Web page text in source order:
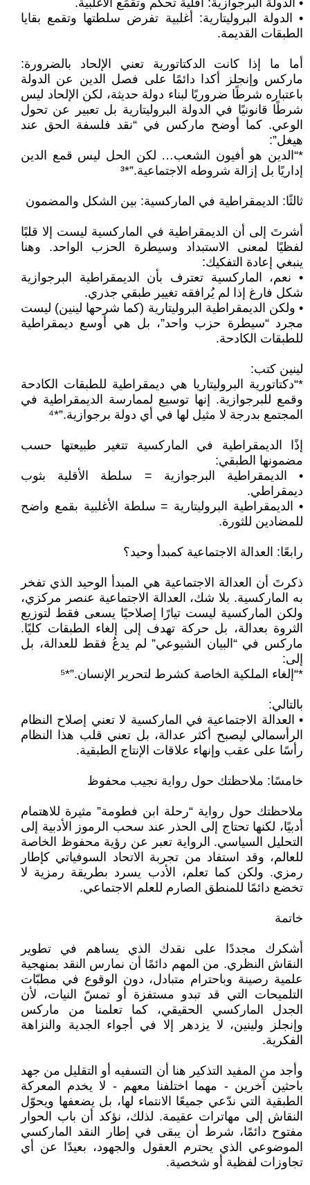
• الدولة البرجوازية: أقلية تحكم وتقمَع الأغلبية.
• الدولة البروليتارية: أغلبية تفرض سلطتها وتقمع بقايا
الطبقات القديمة.
أما ما إذا كانت الدكتاتورية تعني الإلحاد بالضرورة:
ماركس وإنجلز أكدا دائمًا على فصل الدين عن الدولة
باعتباره شرطًا ضروريًا لبناء دولة حديثة، لكن الإلحاد ليس
شرطًا قانونيًا في الدولة البروليتارية بل تعبير عن تحول
الوعي. كما أوضح ماركس في “نقد فلسفة الحق عند
هيغل”:
*“الدين هو أفيون الشعب… لكن الحل ليس قمع الدين
إداريًا بل إزالة شروطه الاجتماعية.”*³
ثالثًا: الديمقراطية في الماركسية: بين الشكل والمضمون
أشرتَ إلى أن الديمقراطية في الماركسية ليست إلا قلبًا
لفظيًا لمعنى الاستبداد وسيطرة الحزب الواحد. وهنا
ينبغي إعادة التفكيك:
• نعم، الماركسية تعترف بأن الديمقراطية البرجوازية
شكل فارغ إذا لم يُرافقه تغيير طبقي جذري.
• ولكن الديمقراطية البروليتارية (كما شرحها لينين) ليست
مجرد “سيطرة حزب واحد”، بل هي أوسع ديمقراطية
للطبقات الكادحة.
لينين كتب:
*“دكتاتورية البروليتاريا هي ديمقراطية للطبقات الكادحة
وقمع للبرجوازية. إنها توسيع لممارسة الديمقراطية في
المجتمع بدرجة لا مثيل لها في أي دولة برجوازية.”*⁴
إذًا الديمقراطية في الماركسية تتغير طبيعتها حسب
مضمونها الطبقي:
• الديمقراطية البرجوازية = سلطة الأقلية بثوب
ديمقراطي.
• الديمقراطية البروليتارية = سلطة الأغلبية بقمع واضح
للمضادين للثورة.
رابعًا: العدالة الاجتماعية كمبدأ وحيد؟
ذكرتَ أن العدالة الاجتماعية هي المبدأ الوحيد الذي تفخر
به الماركسية. بلا شك، العدالة الاجتماعية عنصر مركزي،
ولكن الماركسية ليست تيارًا إصلاحيًا يسعى فقط لتوزيع
الثروة بعدالة، بل حركة تهدف إلى إلغاء الطبقات كليًا.
ماركس في “البيان الشيوعي” لم يدعُ فقط للعدالة، بل
إلى:
*“إلغاء الملكية الخاصة كشرط لتحرير الإنسان.”*⁵
بالتالي:
• العدالة الاجتماعية في الماركسية لا تعني إصلاح النظام
الرأسمالي ليصبح أكثر عدالة، بل تعني قلب هذا النظام
رأسًا على عقب وإنهاء علاقات الإنتاج الطبقية.
خامسًا: ملاحظتك حول رواية نجيب محفوظ
ملاحظتك حول رواية “رحلة ابن فطومة” مثيرة للاهتمام
أدبيًا، لكنها تحتاج إلى الحذر عند سحب الرموز الأدبية إلى
التحليل السياسي. الرواية تعبر عن رؤية محفوظ الخاصة
للعالم، وقد استفاد من تجربة الاتحاد السوفياتي كإطار
رمزي. ولكن كما تعلم، الأدب يسرد بطريقة رمزية لا
تخضع دائمًا للمنطق الصارم للعلم الاجتماعي.
خاتمة
أشكرك مجددًا على نقدك الذي يساهم في تطوير
النقاش النظري. من المهم دائمًا أن نمارس النقد بمنهجية
علمية رصينة وباحترام متبادل، دون الوقوع في مطبّات
التلميحات التي قد تبدو مستفزة أو تمسّ النيات، لأن
الجدل الماركسي الحقيقي، كما تعلمنا من ماركس
وإنجلز ولينين، لا يزدهر إلا في أجواء الجدية والنزاهة
الفكرية.
وأجد من المفيد التذكير هنا أن التسفيه أو التقليل من جهد
باحثين آخرين - مهما اختلفنا معهم - لا يخدم المعركة
الطبقية التي ندّعي جميعًا الانتماء لها، بل يضعفها ويحوّل
النقاش إلى مهاترات عقيمة. لذلك، نؤكد أن باب الحوار
مفتوح دائمًا، شرط أن يبقى في إطار النقد الماركسي
الموضوعي الذي يحترم العقول والجهود، بعيدًا عن أي
تجاوزات لفظية أو شخصية.